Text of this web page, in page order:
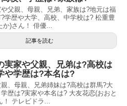
父親、母親、兄弟、家族は?地元は福
学歴や大学、高校、中学校は? 松重豊
か)さん！ 俳優...
記事を読む
実家や父親、兄弟は?高校は
や学歴は?本名は?
、母親、兄弟姉妹は?高校は群馬?大
歴は?実家や本名は? 大友花恋(おおと
！ テレビドラ...